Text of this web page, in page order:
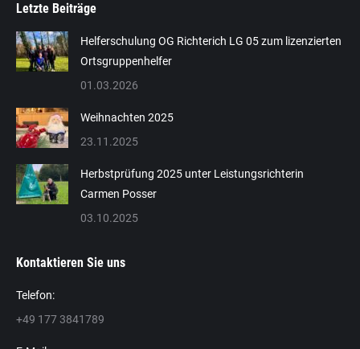
Letzte Beiträge
Helferschulung OG Richterich LG 05 zum lizenzierten
Ortsgruppenhelfer
01.03.2026
Weihnachten 2025
23.11.2025
Herbstprüfung 2025 unter Leistungsrichterin
Carmen Posser
03.10.2025
Kontaktieren Sie uns
Telefon:
+49 177 3841789